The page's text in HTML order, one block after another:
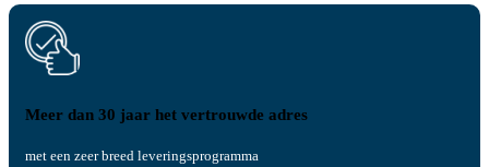
Meer dan 30 jaar het vertrouwde adres
met een zeer breed leveringsprogramma